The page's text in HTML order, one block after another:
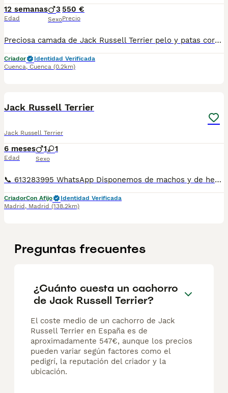
12 semanas
Edad
3
Sexo
550 €
Precio
Preciosa camada de Jack Russell Terrier pelo y patas cortas. Se entregan con las vacunas correspondientes a la edad y sus desparasitaciones. Criados en ambiente familiar. Se pueden ver sin compromiso, envío más fotos y vídeos. 650615582
Criador
Identidad Verificada
Cuenca, Cuenca (0.2km)
Jack Russell Terrier
Jack Russell Terrier
6 meses
Edad
1 1
Sexo
📞 613283995 WhatsApp Disponemos de machos y de hembra de Jack Russell terrier . Entregamos los cachorros por toda España también puede venir a nuestras instalaciones. Llámanos y te informamos de todos nuestros cachorros disponemos de mas razas
CriadorCon Afijo
Identidad Verificada
Madrid , Madrid (138.2km)
Preguntas frecuentes
¿Cuánto cuesta un cachorro
de Jack Russell Terrier?
El coste medio de un cachorro de Jack
Russell Terrier en España es de
aproximadamente 547€, aunque los precios
pueden variar según factores como el
pedigrí, la reputación del criador y la
ubicación.